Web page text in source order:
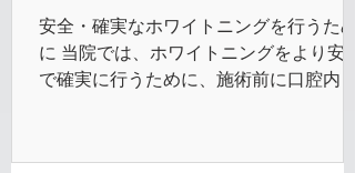
安全・確実なホワイトニングを行うため
に 当院では、ホワイトニングをより安全
で確実に行うために、施術前に口腔内全
メル質の厚みなどをみていきます。その